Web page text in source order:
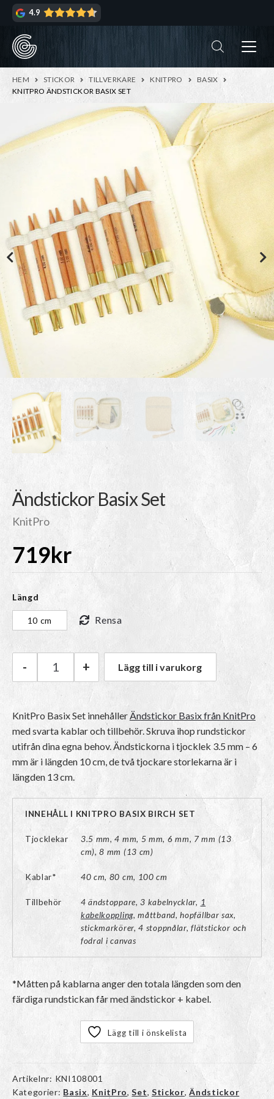
Hoppa
navigering
Hoppa
innehåll
4.9
HEM STICKOR TILLVERKARE KNITPRO
BASIX
KNITPRO ÄNDSTICKOR BASIX SET
Ändstickor Basix Set
KnitPro
719kr
Längd
10 cm Rensa
KnitPro Ändstickor Basix Set mängd
- + Lägg till i varukorg
KnitPro Basix Set innehåller Ändstickor Basix från KnitPro
med svarta kablar och tillbehör. Skruva ihop rundstickor
utifrån dina egna behov. Ändstickorna i tjocklek 3.5 mm – 6
mm är i längden 10 cm, de två tjockare storlekarna är i
längden 13 cm.
INNEHÅLL I KNITPRO BASIX BIRCH SET
Tjocklekar
3.5 mm, 4 mm, 5 mm, 6 mm, 7 mm (13
cm), 8 mm (13 cm)
Kablar* 40 cm, 80 cm, 100 cm
Tillbehör 4 ändstoppare, 3 kabelnycklar, 1
kabelkoppling, måttband, hopfällbar sax,
stickmarkörer, 4 stoppnålar, flätstickor och
fodral i canvas
*Måtten på kablarna anger den totala längden som den
färdiga rundstickan får med ändstickor + kabel.
Lägg till i önskelista
Artikelnr: KNI108001
Kategorier: Basix, KnitPro,Set, Stickor,Ändstickor